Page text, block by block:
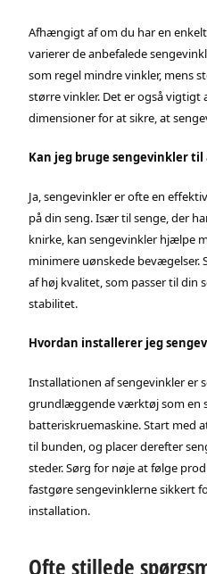
Afhængigt af om du har en
varierer de anbefalede
som regel mindre vinkler, mens
større vinkler. Det er også vigtigt
dimensioner for at sikre, at
Kan jeg bruge sengevinkler
Ja, sengevinkler er ofte en
på din seng. Især til senge, der
knirke, kan sengevinkler hjælpe
minimere uønskede
af høj kvalitet, som passer til din
stabilitet.
Hvordan installerer jeg
Installationen af sengevinkler er
grundlæggende værktøj som en
batteriskruemaskine. Start med
til bunden, og placer derefter
steder. Sørg for nøje at følge
fastgøre sengevinklerne sikkert
installation.
Ofte stillede